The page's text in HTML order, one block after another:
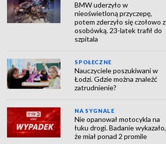
BMW uderzyło w
nieoświetloną przyczepę,
potem zderzyło się czołowo z
osobówką. 23-latek trafił do
szpitala
SPOŁECZNE
Nauczyciele poszukiwani w
Łodzi. Gdzie można znaleźć
zatrudnienie?
NA SYGNALE
Nie opanował motocykla na
łuku drogi. Badanie wykazało,
że miał ponad 2 promile